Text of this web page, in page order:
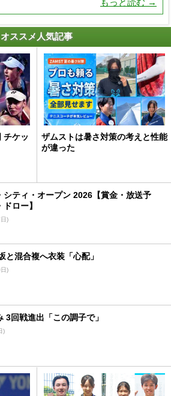
もっと読む →
オススメ人気記事
チケッ
ザムストは暑さ対策の考えと性能
が違った
シティ・オープン 2026【賞金・放送予
ロー】
)
と混合複へ衣装「心配」
)
3回戦進出「この調子で」
)